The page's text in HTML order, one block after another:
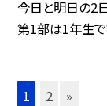
今日と明日の2
第1部は1年生で
1 2 »